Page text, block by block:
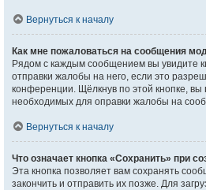
Вернуться к началу
Как мне пожаловаться на сообщения
Рядом с каждым сообщением вы увидите
отправки жалобы на него, если это
конференции. Щёлкнув по этой кнопке, вы
необходимых для оправки жалобы на
Вернуться к началу
Что означает кнопка «Сохранить» при
Эта кнопка позволяет вам сохранять
закончить и отправить их позже. Для